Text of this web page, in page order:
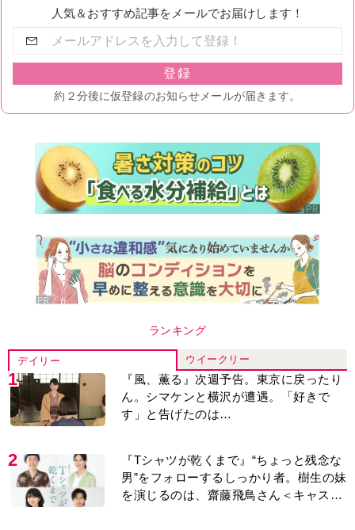
ランキング
デイリー ウイークリー
1
『風、薫る』次週予告。東京に戻ったり
ん。シマケンと横沢が遭遇。「好きで
す」と告げたのは…
2
『Tシャツが乾くまで』“ちょっと残念な
男”をフォローするしっかり者。樹生の妹
を演じるのは、齋藤飛鳥さん＜キャスト